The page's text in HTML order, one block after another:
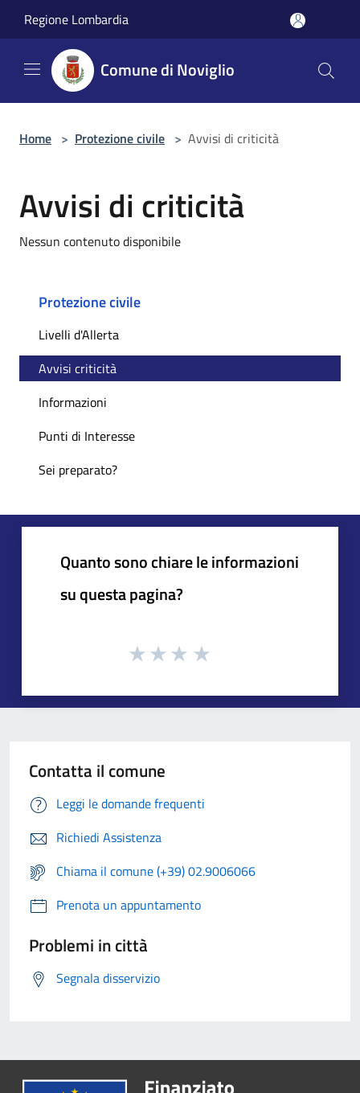
Regione Lombardia
Comune di Noviglio
Home > Protezione civile > Avvisi di criticità
Avvisi di criticità
Nessun contenuto disponibile
Protezione civile
Livelli d'Allerta
Avvisi criticità
Informazioni
Punti di Interesse
Sei preparato?
Quanto sono chiare le informazioni
su questa pagina?
Contatta il comune
Leggi le domande frequenti
Richiedi Assistenza
Chiama il comune (+39) 02.9006066
Prenota un appuntamento
Problemi in città
Segnala disservizio